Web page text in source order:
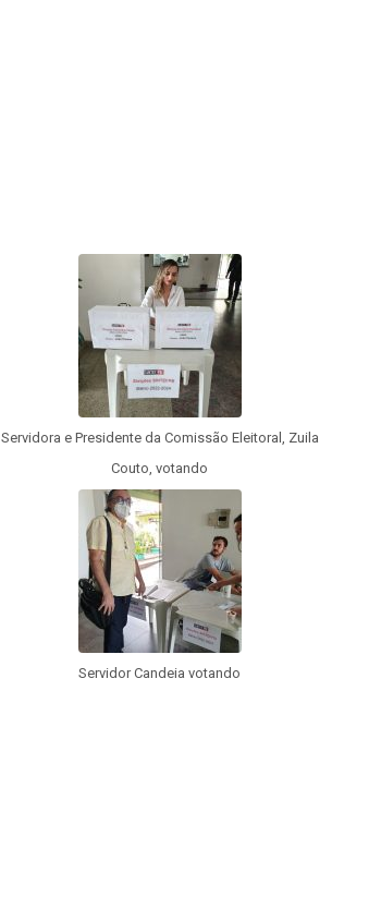
Servidora e Presidente da Comissão Eleitoral, Zuila
Couto, votando
Servidor Candeia votando